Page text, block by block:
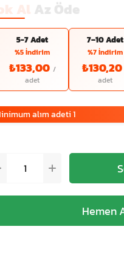
Al Az Öde
5-7 Adet
%5 İndirim
₺133,00
7–10 Adet
%7 İndirim
₺130,20
alım adeti 1